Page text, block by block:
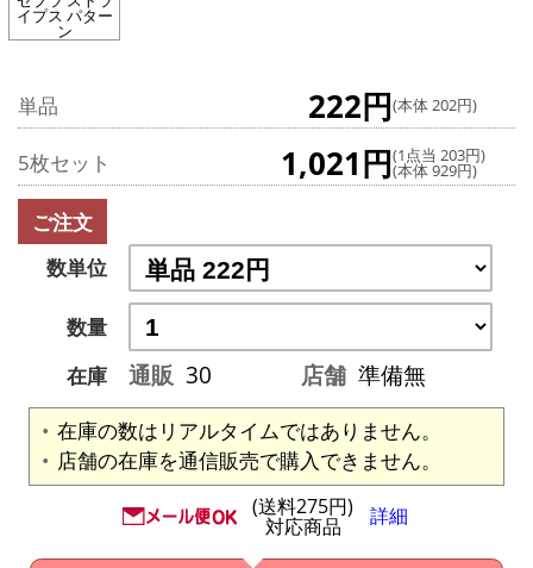
イプス パター
ン
単品 222円(本体 202円)
5枚セット 1,021円(1点当 203円)
(本体 929円)
ご注文
数単位
数量
在庫
通販 30 店舗 準備無
在庫の数はリアルタイムではありません。
店舗の在庫を通信販売で購入できません。
(送料275円)
対応商品 詳細